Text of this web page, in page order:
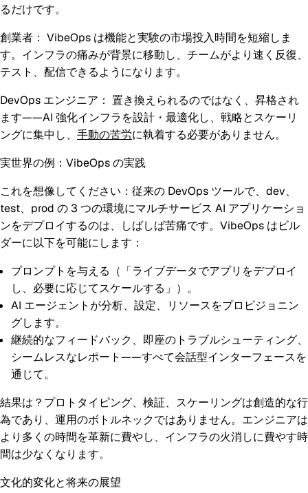
るだけです。
創業者： VibeOps は機能と実験の市場投入時間を短縮しま
す。インフラの痛みが背景に移動し、チームがより速く反復、
テスト、配信できるようになります。
DevOps エンジニア： 置き換えられるのではなく、昇格され
ます——AI 強化インフラを設計・最適化し、戦略とスケーリ
ングに集中し、 手動の苦労に執着する必要がありません。
実世界の例：VibeOps の実践
これを想像してください：従来の DevOps ツールで、dev、
test、prod の 3 つの環境にマルチサービス AI アプリケーショ
ンをデプロイするのは、しばしば苦痛です。VibeOps はビル
ダーに以下を可能にします：
プロンプトを与える（「ライブデータでアプリをデプロイ
し、必要に応じてスケールする」）。
AI エージェントが分析、設定、リソースをプロビジョニン
グします。
継続的なフィードバック、即座のトラブルシューティング、
シームレスなレポート——すべて会話型インターフェースを
通じて。
結果は？プロトタイピング、検証、スケーリングは創造的な行
為であり、運用のボトルネックではありません。エンジニアは
より多くの時間を革新に費やし、インフラの火消しに費やす時
間は少なくなります。
文化的変化と将来の展望